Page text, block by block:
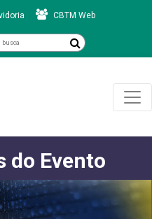
CBTM Web
do Evento